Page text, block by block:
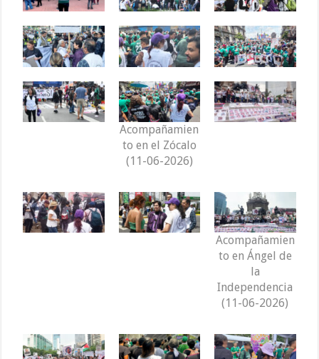
Acompañamien
to en el Zócalo
(11-06-2026)
Acompañamien
to en Ángel de
la
Independencia
(11-06-2026)